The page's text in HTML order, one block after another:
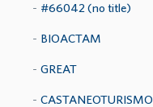
#66042 (no title)
BIOACTAM
GREAT
CASTANEOTURISMO